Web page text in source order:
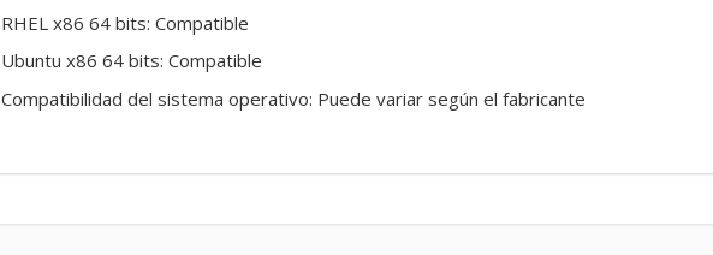
RHEL x86 64 bits: Compatible
Ubuntu x86 64 bits: Compatible
Compatibilidad del sistema operativo: Puede variar según el fabricante